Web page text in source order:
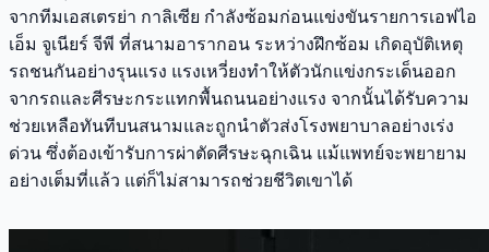
จากทีมเอสเตรย่า กาลิเซีย กำลังซ้อมก่อนแข่งขันรายการเอฟไอ
เอ็ม จูเนียร์ จีพี ที่สนามอารากอน ระหว่างฝึกซ้อม เกิดอุบัติเหตุ
รถชนกันอย่างรุนแรง แรงเหวี่ยงทำให้ตัวนักแข่งกระเด็นออก
จากรถและศีรษะกระแทกพื้นถนนอย่างแรง จากนั้นได้รับความ
ช่วยเหลือทันทีบนสนามและถูกนำตัวส่งโรงพยาบาลอย่างเร่ง
ด่วน ซึ่งต้องเข้ารับการผ่าตัดศีรษะฉุกเฉิน แม้แพทย์จะพยายาม
อย่างเต็มที่แล้ว แต่ก็ไม่สามารถช่วยชีวิตเขาได้